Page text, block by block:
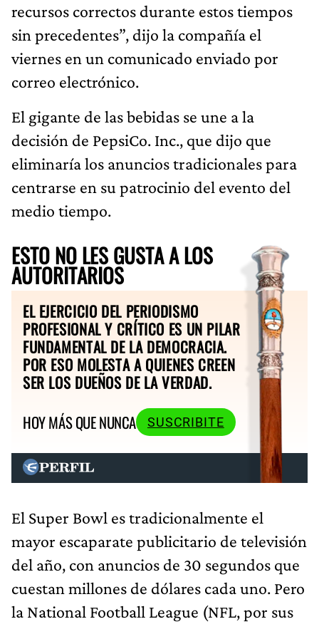
recursos correctos durante estos tiempos
sin precedentes”, dijo la compañía el
viernes en un comunicado enviado por
correo electrónico.
El gigante de las bebidas se une a la
decisión de PepsiCo. Inc., que dijo que
eliminaría los anuncios tradicionales para
centrarse en su patrocinio del evento del
medio tiempo.
ESTO NO LES GUSTA A LOS
AUTORITARIOS
EL EJERCICIO DEL PERIODISMO
PROFESIONAL Y CRÍTICO ES UN PILAR
FUNDAMENTAL DE LA DEMOCRACIA.
POR ESO MOLESTA A QUIENES CREEN
SER LOS DUEÑOS DE LA VERDAD.
HOY MÁS QUE NUNCA
SUSCRIBITE
El Super Bowl es tradicionalmente el
mayor escaparate publicitario de televisión
del año, con anuncios de 30 segundos que
cuestan millones de dólares cada uno. Pero
la National Football League (NFL, por sus